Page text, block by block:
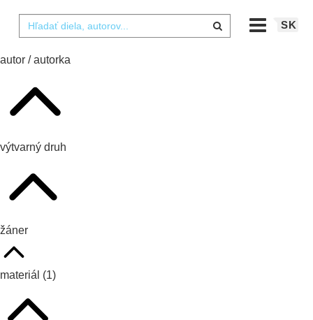
SK
autor / autorka
výtvarný druh
žáner
materiál (1)